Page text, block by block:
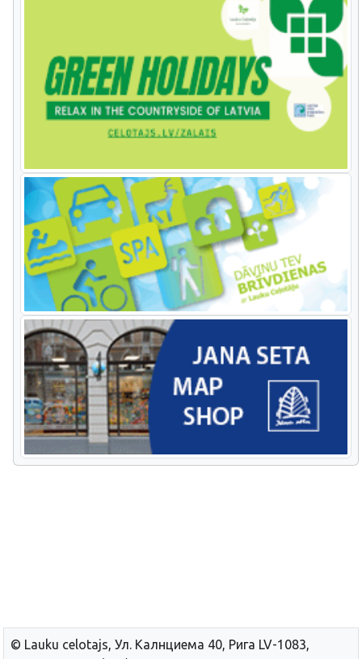
© Lauku сelotajs, Ул. Калнциема 40, Рига LV-1083,